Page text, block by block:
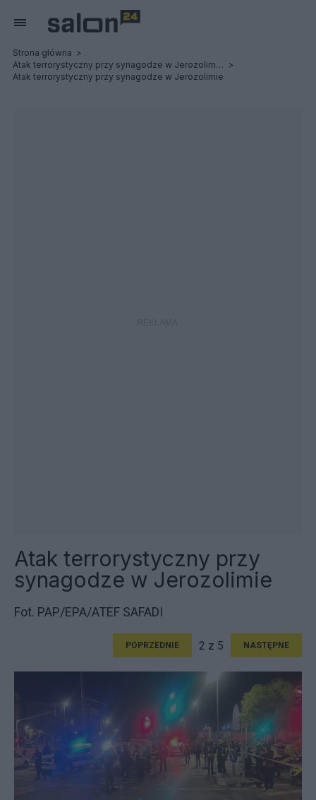
Strona główna
Atak terrorystyczny przy synagodze w Jerozolimie. Są zabici i ranni
Atak terrorystyczny przy synagodze w Jerozolimie
Atak terrorystyczny przy
synagodze w Jerozolimie
Fot. PAP/EPA/ATEF SAFADI
POPRZEDNIE 2 z 5 NASTĘPNE